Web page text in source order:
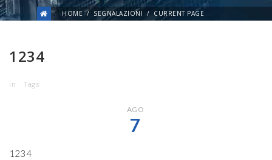
HOME SEGNALAZIONI CURRENT PAGE
1234
in Tags
AGO
7
1234